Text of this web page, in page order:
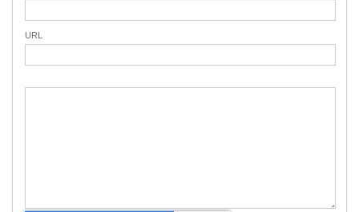
URL